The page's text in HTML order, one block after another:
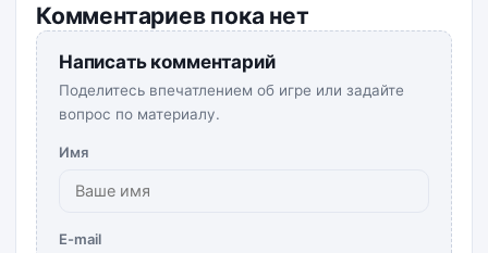
Комментариев пока нет
Написать комментарий
Поделитесь впечатлением об игре или задайте
вопрос по материалу.
Имя
E-mail